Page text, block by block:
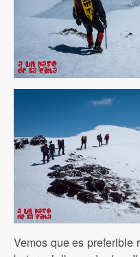
Vemos que es preferible